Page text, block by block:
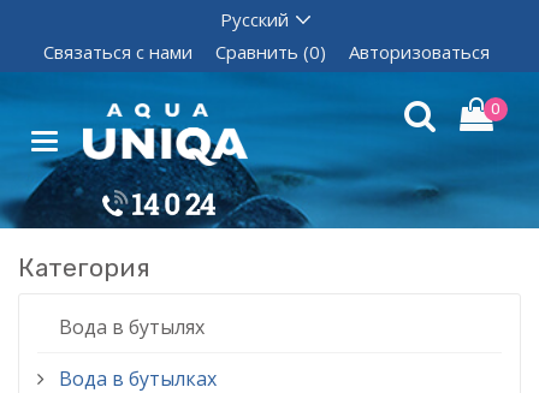
Связаться с нами Сравнить (0) Авторизоваться
0
Категория
Вода в бутылях
Вода в бутылках